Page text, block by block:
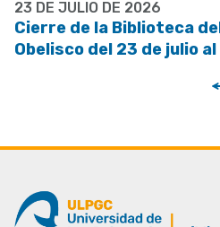
23 DE JULIO DE 2026
Cierre de la Biblioteca
Obelisco del 23 de julio